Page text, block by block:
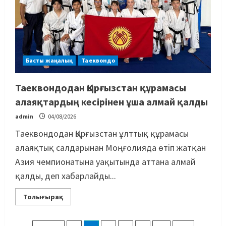
Басты жаңалық Таеквондо
Таеквондодан Қырғызстан құрамасы
алаяқтардың кесірінен ұша алмай қалды
admin 04/08/2026
Таеквондодан Қырғызстан ұлттық құрамасы
алаяқтық салдарынан Моңғолияда өтіп жатқан
Азия чемпионатына уақытында аттана алмай
қалды, деп хабарлайды...
Толығырақ
ойындарына кім барады?
07/08/2026
3
Басты жаңалық
07/08/2026